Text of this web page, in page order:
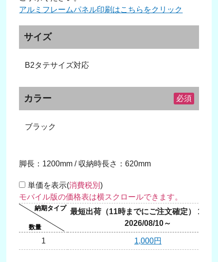
アルミフレームパネル印刷はこちらをクリック
サイズ
B2タテサイズ対応
カラー 必須
ブラック
脚長：1200mm / 収納時長さ：620mm
単価を表示(消費税別)
最短出荷（11時までにご注文確定） 1営
2026/08/10～
1 1,000円